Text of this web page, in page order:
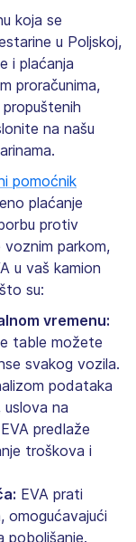
koja se
u Poljskoj,
i plaćanja
proračunima,
na našu
pomoćnik
plaćanje
protiv
parkom,
u vaš kamion
su:
vremenu:
table možete
svakog vozila.
podataka
uslova na
predlaže
troškova i
EVA prati
omogućavajući
poboljšanje.